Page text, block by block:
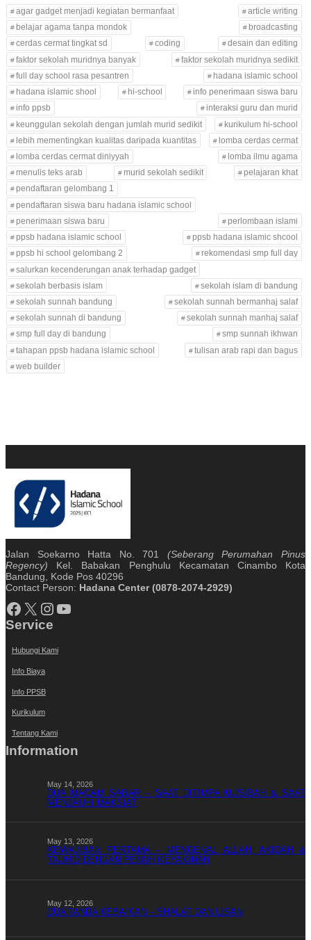
agar gadget menjadi kegiatan bermanfaat
article writing
belajar agama tanpa mondok
broadcasting
cerdas cermat tingkat sd
coding
desain dan editing
faktor sekolah muridnya banyak
faktor sekolah muridnya sedikit
full day school rasa pesantren
hadana islamic school
hadana islamic shool
hi-school
info penerimaan siswa baru
info ppsb
interaksi guru dan murid
keunggulan sekolah dengan jumlah murid sedikit
kurikulum hi-school
lebih mementingkan kualitas daripada kuantitas
lomba cerdas cermat
lomba cerdas cermat diniyyah
lomba ilmu agama
menulis teks arab
murid sekolah sedikit
pelajaran khat
pendaftaran gelombang 1
pendaftaran siswa baru hadana islamic school
penerimaan siswa baru
perlombaan islami
ppsb hadana islamic school
ppsb hadana islamic shcool
ppsb hi school gelombang 2
rekomendasi smp full day
salurkan kecenderungan anak terhadap gadget
sekolah berbasis islam
sekolah islam di bandung
sekolah sunnah bandung
sekolah sunnah bermanhaj salaf
sekolah sunnah di bandung
sekolah sunnah manhaj salaf
smp full day di bandung
smp sunnah ikhwan
tahapan ppsb hadana islamic school
tulisan arab rapi dan bagus
web builder
Jalan Soekarno Hatta No. 701 (Seberang Perumahan Pinus
Regency) Kel. Babakan Penghulu Kecamatan Cinambo Kota
Bandung, Kode Pos 40296
Contact Person: Hadana Center (0878-2074-2929)
Facebook X Instagram YouTube
Service
Hubungi Kami
Info Biaya
Info PPSB
Kurikulum
Tentang Kami
Information
May 14, 2026
DUA MACAM SABAR – SAAT DITIMPA MUSIBAH & SAAT
MENJAUHI MAKSIAT
May 13, 2026
KEWAJIBAN PERTAMA – MENGENAL ALLAH, AKIDAH &
TAUHID DENGAN PENUH KEYAKINAN
May 12, 2026
DUA TANDA KEBAIKAN – SHALAT DAN LISAN